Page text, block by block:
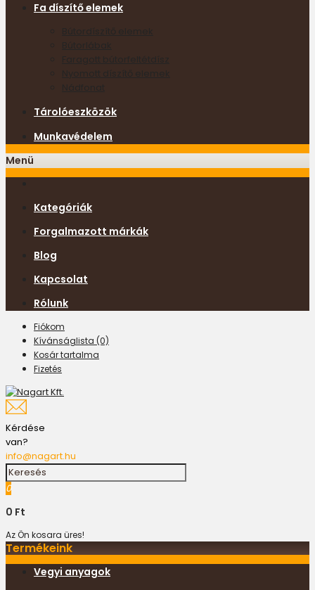
Fa díszítő elemek
Bútordíszítő elemek
Bútorlábak
Faragott bútorfeltétdísz
Nyomott díszítő elemek
Tárolóeszközök
Munkavédelem
Menü
Kategóriák
Forgalmazott márkák
Blog
Kapcsolat
Rólunk
Fiókom
Kívánságlista (0)
Kosár tartalma
Fizetés
Kérdése
van?
info@nagart.hu
0
0 Ft
Az Ön kosara üres!
Termékeink
Vegyi anyagok